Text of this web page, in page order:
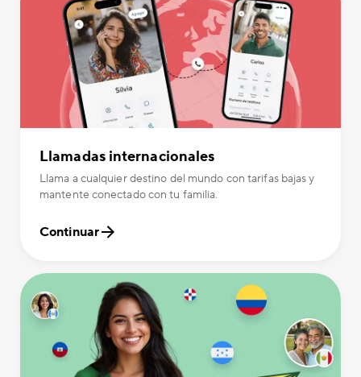
Llamadas internacionales
Llama a cualquier destino del mundo con tarifas bajas y
mantente conectado con tu familia.
Continuar